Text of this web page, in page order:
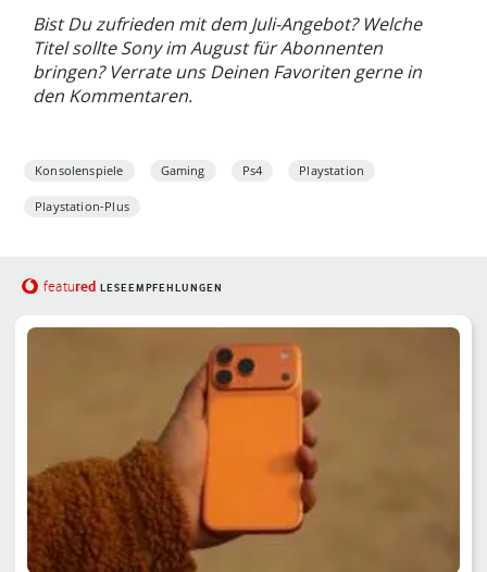
Bist Du zufrieden mit dem Juli-Angebot? Welche
Titel sollte Sony im August für Abonnenten
bringen? Verrate uns Deinen Favoriten gerne in
den Kommentaren.
Konsolenspiele Gaming Ps4 Playstation
Playstation-Plus
featured LESEEMPFEHLUNGEN